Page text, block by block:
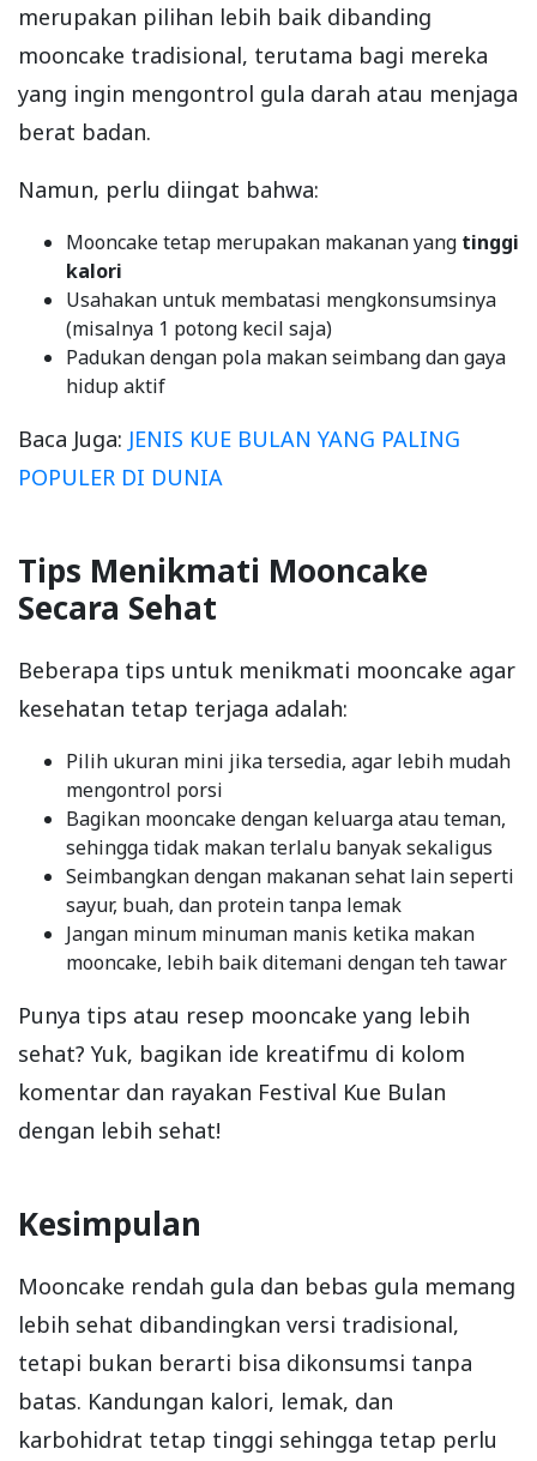
merupakan pilihan lebih baik dibanding
mooncake tradisional, terutama bagi mereka
yang ingin mengontrol gula darah atau menjaga
berat badan.
Namun, perlu diingat bahwa:
Mooncake tetap merupakan makanan yang tinggi
kalori
Usahakan untuk membatasi mengkonsumsinya
(misalnya 1 potong kecil saja)
Padukan dengan pola makan seimbang dan gaya
hidup aktif
Baca Juga: JENIS KUE BULAN YANG PALING
POPULER DI DUNIA
Tips Menikmati Mooncake
Secara Sehat
Beberapa tips untuk menikmati mooncake agar
kesehatan tetap terjaga adalah:
Pilih ukuran mini jika tersedia, agar lebih mudah
mengontrol porsi
Bagikan mooncake dengan keluarga atau teman,
sehingga tidak makan terlalu banyak sekaligus
Seimbangkan dengan makanan sehat lain seperti
sayur, buah, dan protein tanpa lemak
Jangan minum minuman manis ketika makan
mooncake, lebih baik ditemani dengan teh tawar
Punya tips atau resep mooncake yang lebih
sehat? Yuk, bagikan ide kreatifmu di kolom
komentar dan rayakan Festival Kue Bulan
dengan lebih sehat!
Kesimpulan
Mooncake rendah gula dan bebas gula memang
lebih sehat dibandingkan versi tradisional,
tetapi bukan berarti bisa dikonsumsi tanpa
batas. Kandungan kalori, lemak, dan
karbohidrat tetap tinggi sehingga tetap perlu